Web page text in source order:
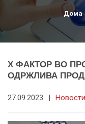
Дома
X ФАКТОР ВО
ОДРЖЛИВА
27.09.2023 | Новости